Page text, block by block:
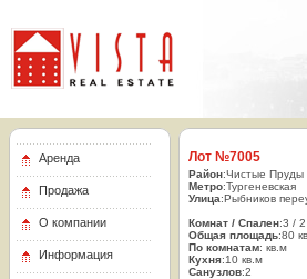
Аренда
Продажа
О компании
Информация
Лот №7005
Район:Чистые Пруды
Метро:Тургеневская
Улица:Pыбников
Комнат / Спален:3 / 2
Общая площадь:80
По комнатам: кв.м
Кухня:10 кв.м
Санузлов:2